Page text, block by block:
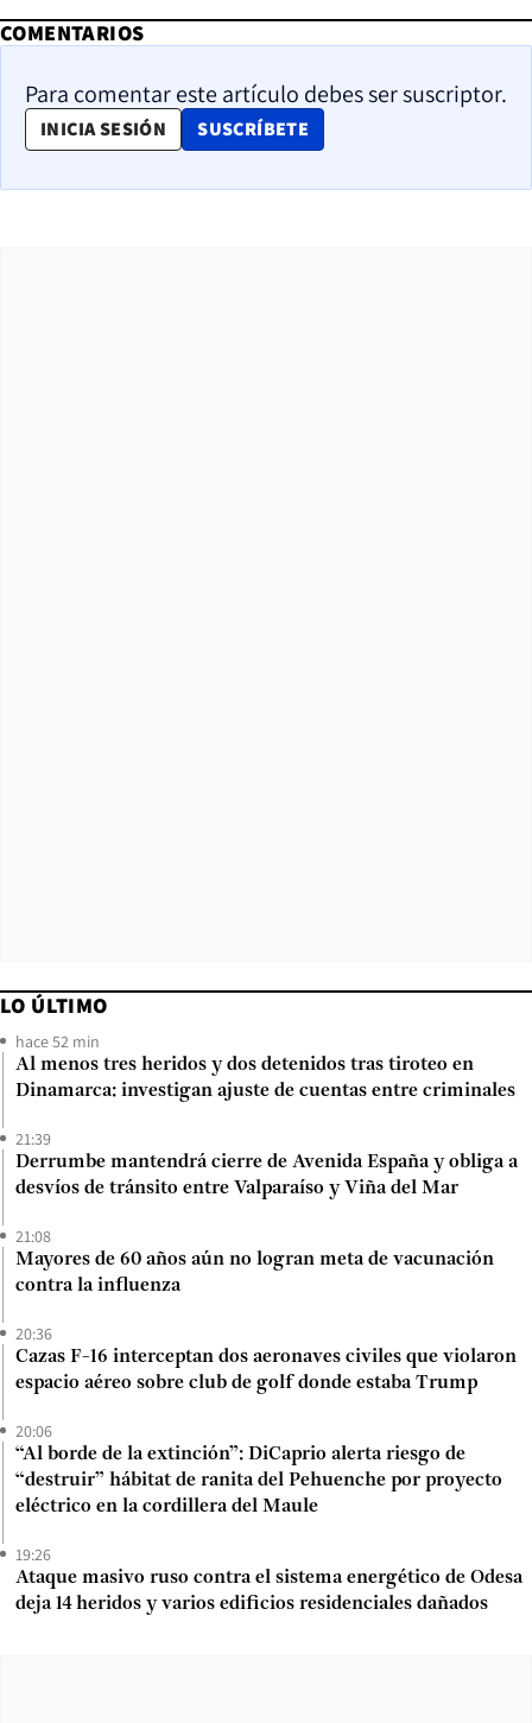
COMENTARIOS
Para comentar este artículo debes ser suscriptor.
INICIA SESIÓN SUSCRÍBETE
OPENS IN NEW WINDOW
LO ÚLTIMO
hace 52 min
Al menos tres heridos y dos detenidos tras tiroteo en
Dinamarca: investigan ajuste de cuentas entre criminales
21:39
Derrumbe mantendrá cierre de Avenida España y obliga a
desvíos de tránsito entre Valparaíso y Viña del Mar
21:08
Mayores de 60 años aún no logran meta de vacunación
contra la influenza
20:36
Cazas F-16 interceptan dos aeronaves civiles que violaron
espacio aéreo sobre club de golf donde estaba Trump
20:06
“Al borde de la extinción”: DiCaprio alerta riesgo de
“destruir” hábitat de ranita del Pehuenche por proyecto
eléctrico en la cordillera del Maule
19:26
Ataque masivo ruso contra el sistema energético de Odesa
deja 14 heridos y varios edificios residenciales dañados